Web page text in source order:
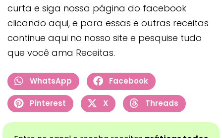
curta e siga nossa página do facebook
clicando aqui, e para essas e outras receitas
continue aqui no nosso site e pesquise tudo
que você ama Receitas.
WhatsApp Facebook
Pinterest X Threads